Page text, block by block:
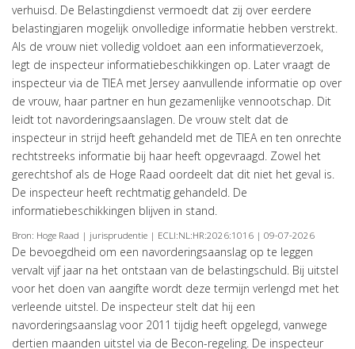
verhuisd. De Belastingdienst vermoedt dat zij over eerdere
belastingjaren mogelijk onvolledige informatie hebben verstrekt.
Als de vrouw niet volledig voldoet aan een informatieverzoek,
legt de inspecteur informatiebeschikkingen op. Later vraagt de
inspecteur via de TIEA met Jersey aanvullende informatie op over
de vrouw, haar partner en hun gezamenlijke vennootschap. Dit
leidt tot navorderingsaanslagen. De vrouw stelt dat de
inspecteur in strijd heeft gehandeld met de TIEA en ten onrechte
rechtstreeks informatie bij haar heeft opgevraagd. Zowel het
gerechtshof als de Hoge Raad oordeelt dat dit niet het geval is.
De inspecteur heeft rechtmatig gehandeld. De
informatiebeschikkingen blijven in stand.
Bron: Hoge Raad | jurisprudentie | ECLI:NL:HR:2026:1016 | 09-07-2026
De bevoegdheid om een navorderingsaanslag op te leggen
vervalt vijf jaar na het ontstaan van de belastingschuld. Bij uitstel
voor het doen van aangifte wordt deze termijn verlengd met het
verleende uitstel. De inspecteur stelt dat hij een
navorderingsaanslag voor 2011 tijdig heeft opgelegd, vanwege
dertien maanden uitstel via de Becon-regeling. De inspecteur